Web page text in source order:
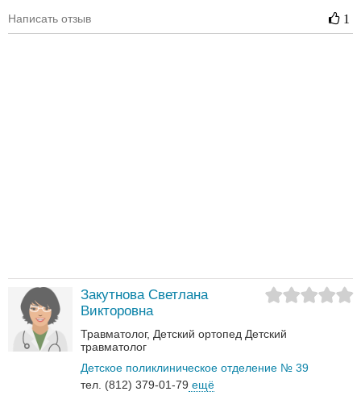
Написать отзыв 1
Закутнова Светлана
Викторовна
Травматолог Детский ортопед Детский
травматолог
Детское поликлиническое отделение № 39
тел. (812) 379-01-79 ещё